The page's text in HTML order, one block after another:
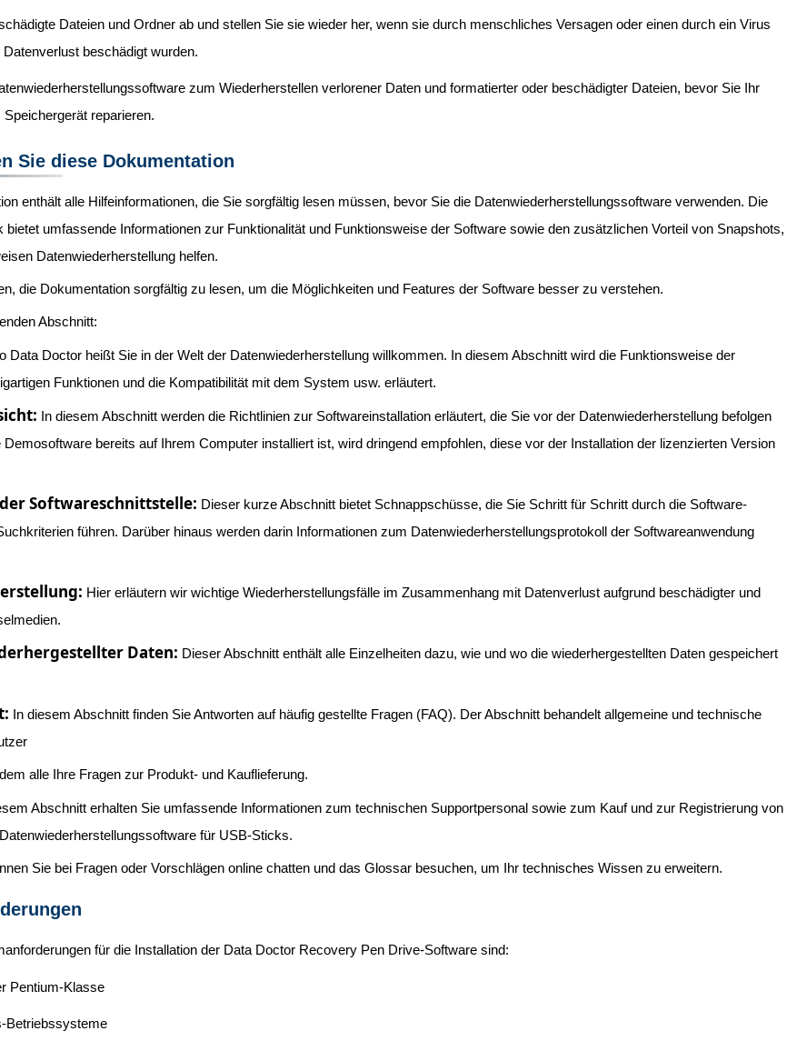
Dateien und Ordner ab und stellen Sie sie wieder her, wenn sie durch menschliches Versagen oder einen durch ein Virus
beschädigt wurden.
zum Wiederherstellen verlorener Daten und formatierter oder beschädigter Dateien, bevor Sie Ihr
reparieren.
Sie diese Dokumentation
enthält alle Hilfeinformationen, die Sie sorgfältig lesen müssen, bevor Sie die Datenwiederherstellungssoftware verwenden. Die
bietet umfassende Informationen zur Funktionalität und Funktionsweise der Software sowie den zusätzlichen Vorteil von Snapshots,
Datenwiederherstellung helfen.
die Dokumentation sorgfältig zu lesen, um die Möglichkeiten und Features der Software besser zu verstehen.
Abschnitt:
Data Doctor heißt Sie in der Welt der Datenwiederherstellung willkommen. In diesem Abschnitt wird die Funktionsweise der
Funktionen und die Kompatibilität mit dem System usw. erläutert.
In diesem Abschnitt werden die Richtlinien zur Softwareinstallation erläutert, die Sie vor der Datenwiederherstellung befolgen
bereits auf Ihrem Computer installiert ist, wird dringend empfohlen, diese vor der Installation der lizenzierten Version
Softwareschnittstelle: Dieser kurze Abschnitt bietet Schnappschüsse, die Sie Schritt für Schritt durch die Software-
führen. Darüber hinaus werden darin Informationen zum Datenwiederherstellungsprotokoll der Softwareanwendung
Hier erläutern wir wichtige Wiederherstellungsfälle im Zusammenhang mit Datenverlust aufgrund beschädigter und
Daten: Dieser Abschnitt enthält alle Einzelheiten dazu, wie und wo die wiederhergestellten Daten gespeichert
In diesem Abschnitt finden Sie Antworten auf häufig gestellte Fragen (FAQ). Der Abschnitt behandelt allgemeine und technische
alle Ihre Fragen zur Produkt- und Kauflieferung.
Abschnitt erhalten Sie umfassende Informationen zum technischen Supportpersonal sowie zum Kauf und zur Registrierung von
für USB-Sticks.
Sie bei Fragen oder Vorschlägen online chatten und das Glossar besuchen, um Ihr technisches Wissen zu erweitern.
für die Installation der Data Doctor Recovery Pen Drive-Software sind:
Pentium-Klasse
Betriebssysteme